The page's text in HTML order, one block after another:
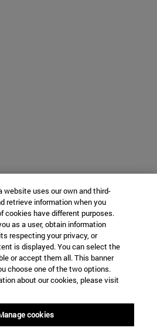
website uses our own and third-
retrieve information when you
cookies have different purposes.
as a user, obtain information
respecting your privacy, or
is displayed. You can select the
or accept them all. This banner
choose one of the two options.
about our cookies, please visit
cookies